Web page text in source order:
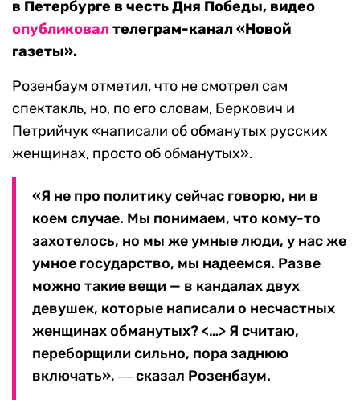
в Петербурге в честь Дня Победы, видео
опубликовалтелеграм-канал «Новой
газеты».
Розенбаум отметил, что не смотрел сам
спектакль, но, по его словам, Беркович и
Петрийчук «написали об обманутых русских
женщинах, просто об обманутых».
«Я не про политику сейчас говорю, ни в
коем случае. Мы понимаем, что кому-то
захотелось, но мы же умные люди, у нас же
умное государство, мы надеемся. Разве
можно такие вещи — в кандалах двух
девушек, которые написали о несчастных
женщинах обманутых?<…> Я считаю,
переборщили сильно, пора заднюю
включать», ― сказал Розенбаум.